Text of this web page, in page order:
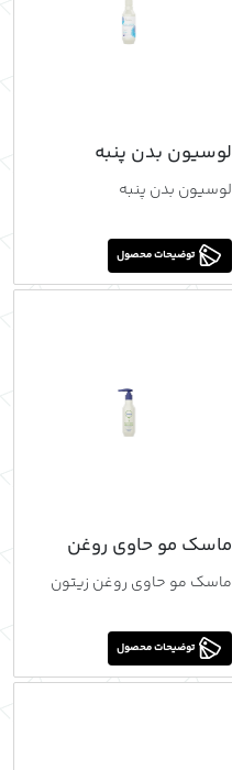
لوسیون بدن پنبه
لوسیون بدن پنبه
توضیحات محصول
ماسک مو حاوی روغن
زیتون
ماسک مو حاوی روغن زیتون
توضیحات محصول